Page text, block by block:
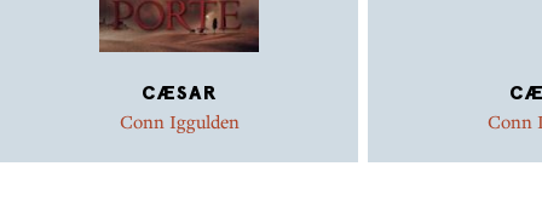
CÆSAR
Conn Iggulden Conn